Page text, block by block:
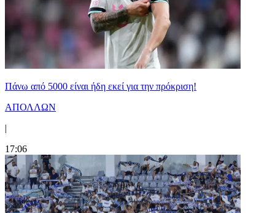
Πάνω από 5000 είναι ήδη εκεί για την πρόκριση!
ΑΠΟΛΛΩΝ
|
17:06